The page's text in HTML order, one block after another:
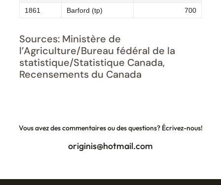
1861
Barford (tp) 700
Sources: Ministère de
l’Agriculture/Bureau fédéral de la
statistique/Statistique Canada,
Recensements du Canada
Vous avez des commentaires ou des questions? Écrivez-nous!
originis@hotmail.com